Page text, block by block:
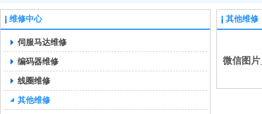
维修中心
伺服马达维修
编码器维修
线圈维修
其他维修
其他维修
微信图